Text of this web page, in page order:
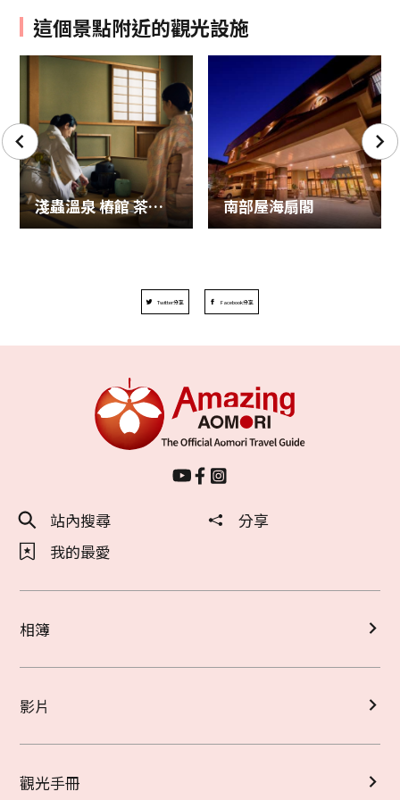
這個景點附近的觀光設施
淺蟲溫泉 樁館 茶室／抹茶體驗 南部屋海扇閣
Twitter分享 Facebook分享
站內搜尋
分享
我的最愛
相簿
影片
觀光手冊